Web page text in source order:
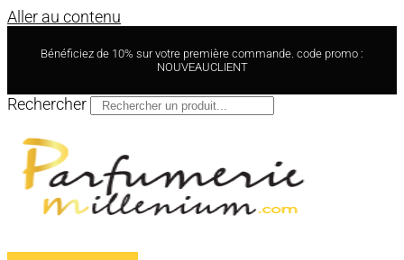
Aller au contenu
Bénéficiez de 10% sur votre première commande. code promo :
NOUVEAUCLIENT
Rechercher